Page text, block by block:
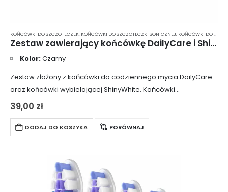
KOŃCÓWKI DO SZCZOTECZEK, KOŃCÓWKI DO SZCZOTECZKI SONICZNEJ, KOŃCÓWKI DO SZCZOTECZKI SONICZNEJ SMILESONIC
Zestaw zawierający końcówkę DailyCare i ShinyWhite – kolor czarny UP/EX/GO
Kolor:Czarny
Zestaw złożony z końcówki do codziennego mycia DailyCare
oraz końcówki wybielającej ShinyWhite. Końcówki
przeznaczone są wyłącznie do modeli Smilesonic EX,
Smilesonic UP oraz Smilesonic GO. Nie pasują do szczoteczki
Smilesonic…
39,00 zł
DODAJ DO KOSZYKA PORÓWNAJ